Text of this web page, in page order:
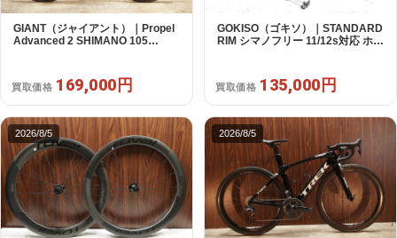
GIANT（ジャイアント）｜Propel
Advanced 2 SHIMANO 105
買取価格 169,000円
GOKISO（ゴキソ）｜STANDARD
RIM シマノフリー 11/12s対応 ホイ
買取価格 135,000円
2026/8/5 2026/8/5